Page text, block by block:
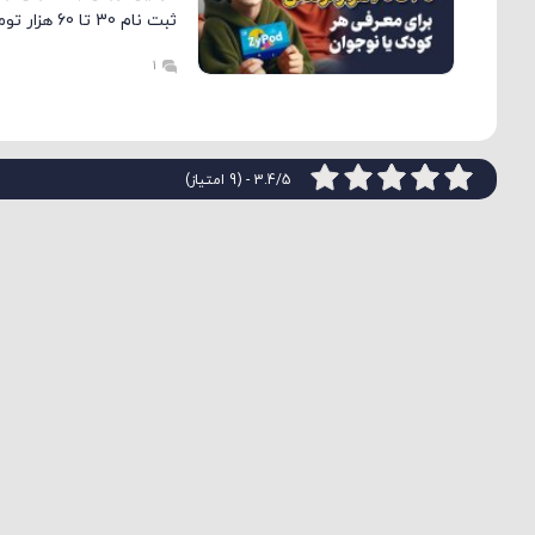
ثبت نام 30 تا 60 هزار تومان پاداش […]
1
3.4/5 - (9 امتیاز)